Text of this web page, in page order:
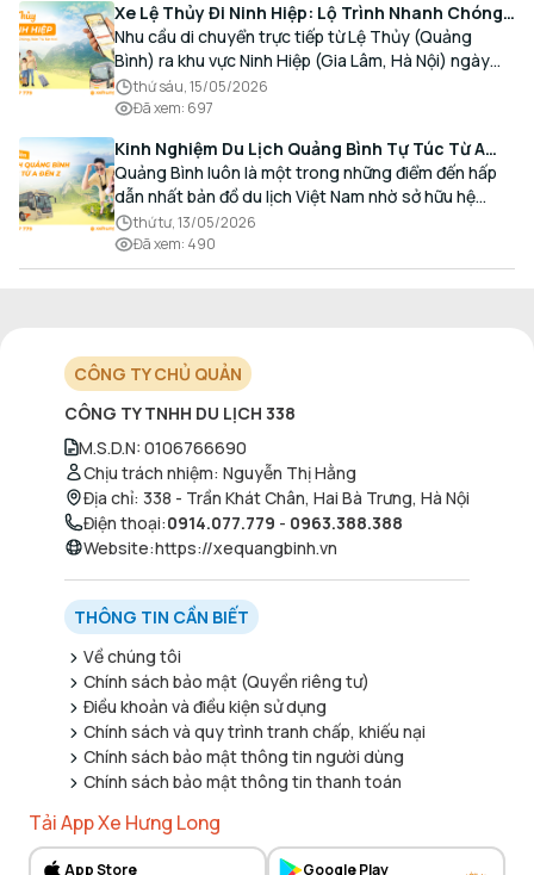
Xe Lệ Thủy Đi Ninh Hiệp: Lộ Trình Nhanh Chóng,
Đón Trả Tận Nơi
Nhu cầu di chuyển trực tiếp từ Lệ Thủy (Quảng
Bình) ra khu vực Ninh Hiệp (Gia Lâm, Hà Nội) ngày
càng gia tăng, đặc biệt đối với các hành khách có
nhu cầu giao thương, kinh doanh và mua sắm.
thứ sáu, 15/05/2026
Đã xem: 697
Kinh Nghiệm Du Lịch Quảng Bình Tự Túc Từ A
Đến Z Chi Tiết Nhất
Quảng Bình luôn là một trong những điểm đến hấp
dẫn nhất bản đồ du lịch Việt Nam nhờ sở hữu hệ
thống hang động kỳ vĩ, những bãi biển hoang sơ và
nét ẩm thực đậm đà bản sắc.
thứ tư, 13/05/2026
Đã xem: 490
CÔNG TY CHỦ QUẢN
CÔNG TY TNHH DU LỊCH 338
M.S.D.N: 0106766690
Chịu trách nhiệm: Nguyễn Thị Hằng
Địa chỉ: 338 - Trần Khát Chân, Hai Bà Trưng, Hà Nội
Điện thoại:0914.077.779 - 0963.388.388
Website:https://xequangbinh.vn
THÔNG TIN CẦN BIẾT
Về chúng tôi
Chính sách bảo mật (Quyền riêng tư)
Điều khoản và điều kiện sử dụng
Chính sách và quy trình tranh chấp, khiếu nại
Chính sách bảo mật thông tin người dùng
Chính sách bảo mật thông tin thanh toán
Tải App Xe Hưng Long
App Store Google Play